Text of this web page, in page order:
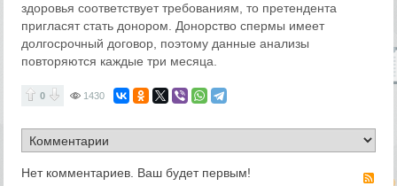
здоровья соответствует требованиям, то претендента
пригласят стать донором. Донорство спермы имеет
долгосрочный договор, поэтому данные анализы
повторяются каждые три месяца.
0 1430
Нет комментариев. Ваш будет первым!